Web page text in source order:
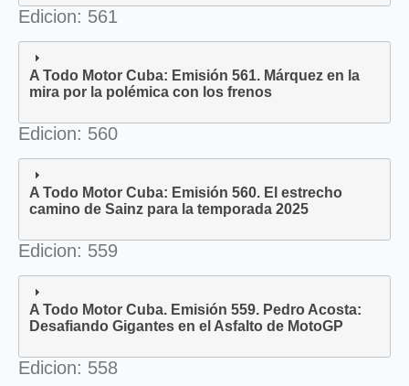
Edicion: 561
A Todo Motor Cuba: Emisión 561. Márquez en la
mira por la polémica con los frenos
Edicion: 560
A Todo Motor Cuba: Emisión 560. El estrecho
camino de Sainz para la temporada 2025
Edicion: 559
A Todo Motor Cuba. Emisión 559. Pedro Acosta:
Desafiando Gigantes en el Asfalto de MotoGP
Edicion: 558